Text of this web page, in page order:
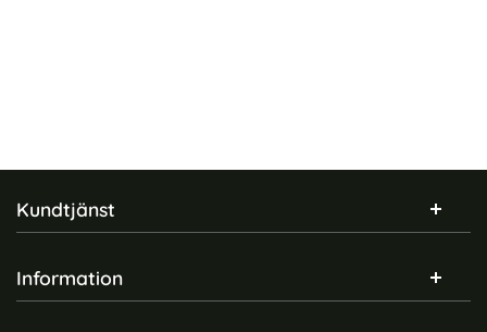
Sidfot Blandad info och länkar
Kundtjänst
Information